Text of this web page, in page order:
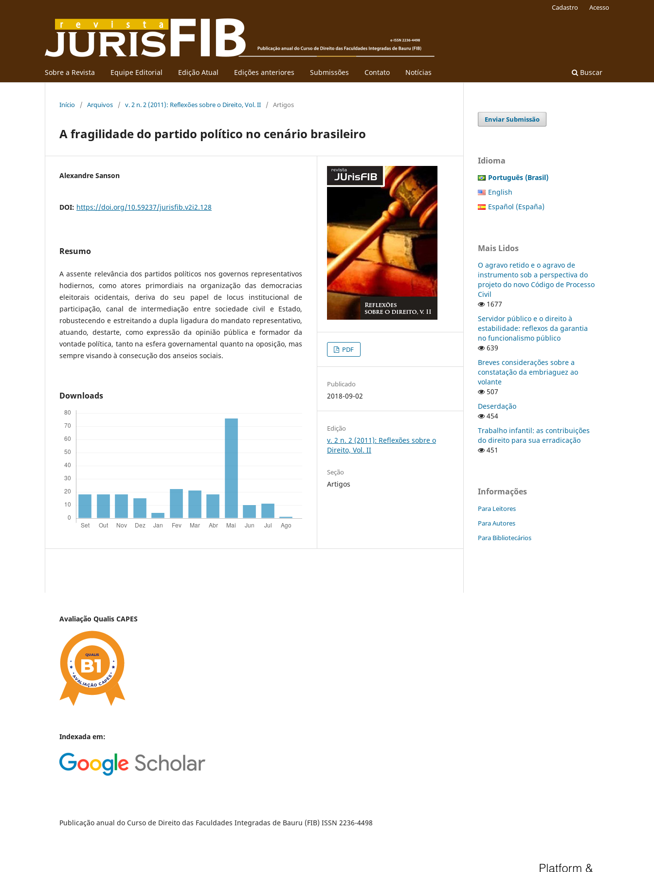
Sobre a Revista Equipe Editorial Edição Atual Edições anteriores Submissões Contato Notícias Buscar
Cadastro Acesso
Início / Arquivos / v. 2 n. 2 (2011): Reflexões sobre o Direito, Vol. II / Artigos
A fragilidade do partido político no cenário brasileiro
Alexandre Sanson
DOI: https://doi.org/10.59237/jurisfib.v2i2.128
Resumo
A assente relevância dos partidos políticos nos governos representativos
hodiernos, como atores primordiais na organização das democracias
eleitorais ocidentais, deriva do seu papel de locus institucional de
participação, canal de intermediação entre sociedade civil e Estado,
robustecendo e estreitando a dupla ligadura do mandato representativo,
atuando, destarte, como expressão da opinião pública e formador da
vontade política, tanto na esfera governamental quanto na oposição, mas
sempre visando à consecução dos anseios sociais.
Downloads
PDF
Publicado
2018-09-02
Edição
v. 2 n. 2 (2011): Reflexões sobre o
Direito, Vol. II
Seção
Artigos
Enviar Submissão
Idioma
Português (Brasil)
English
Español (España)
Mais Lidos
O agravo retido e o agravo de
instrumento sob a perspectiva do
projeto do novo Código de Processo
Civil
1677
Servidor público e o direito à
estabilidade: reflexos da garantia
no funcionalismo público
639
Breves considerações sobre a
constatação da embriaguez ao
volante
507
Deserdação
454
Trabalho infantil: as contribuições
do direito para sua erradicação
451
Informações
Para Leitores
Para Autores
Para Bibliotecários
Avaliação Qualis CAPES
Indexada em:
Publicação anual do Curso de Direito das Faculdades Integradas de Bauru (FIB) ISSN 2236-4498